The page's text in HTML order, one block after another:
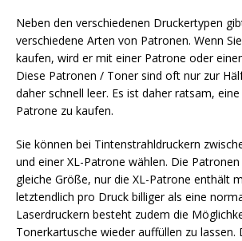
Neben den verschiedenen Druckertypen
verschiedene Arten von Patronen. Wenn
kaufen, wird er mit einer Patrone oder
Diese Patronen / Toner sind oft nur zur
daher schnell leer. Es ist daher ratsam,
Patrone zu kaufen.
Sie können bei Tintenstrahldruckern
und einer XL-Patrone wählen. Die
gleiche Größe, nur die XL-Patrone enthält
letztendlich pro Druck billiger als eine
Laserdruckern besteht zudem die
Tonerkartusche wieder auffüllen zu lassen.